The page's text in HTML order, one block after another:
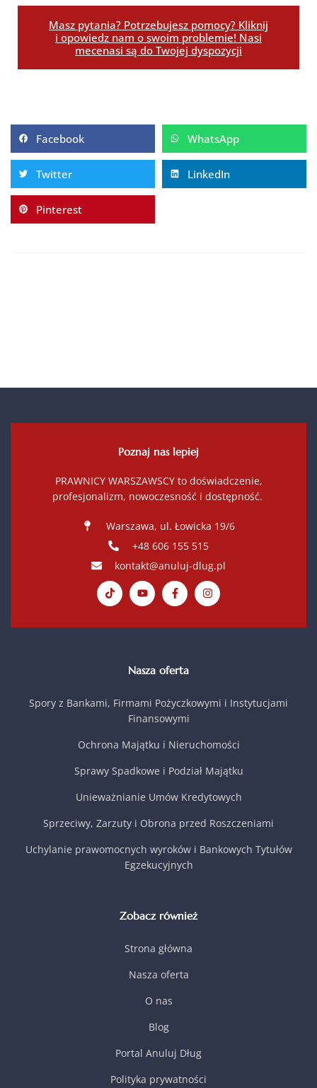
Masz pytania? Potrzebujesz pomocy? Kliknij
i opowiedz nam o swoim problemie! Nasi
mecenasi są do Twojej dyspozycji
Facebook WhatsApp
Twitter LinkedIn
Pinterest
Poznaj nas lepiej
PRAWNICY WARSZAWSCY to doświadczenie,
profesjonalizm, nowoczesność i dostępność.
Warszawa, ul. Łowicka 19/6
+48 606 155 515
kontakt@anuluj-dlug.pl
Nasza oferta
Spory z Bankami, Firmami Pożyczkowymi i Instytucjami
Finansowymi
Ochrona Majątku i Nieruchomości
Sprawy Spadkowe i Podział Majątku
Unieważnianie Umów Kredytowych
Sprzeciwy, Zarzuty i Obrona przed Roszczeniami
Uchylanie prawomocnych wyroków i Bankowych Tytułów
Egzekucyjnych
Zobacz również
Strona główna
Nasza oferta
O nas
Blog
Portal Anuluj Dług
Polityka prywatności